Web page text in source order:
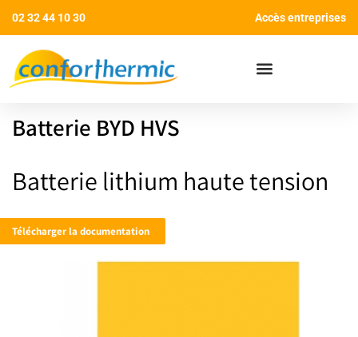
02 32 44 10 30 Accès entreprises
Batterie BYD HVS
Batterie lithium haute tension
Télécharger la documentation